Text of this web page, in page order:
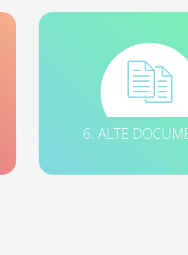
6. ALTE